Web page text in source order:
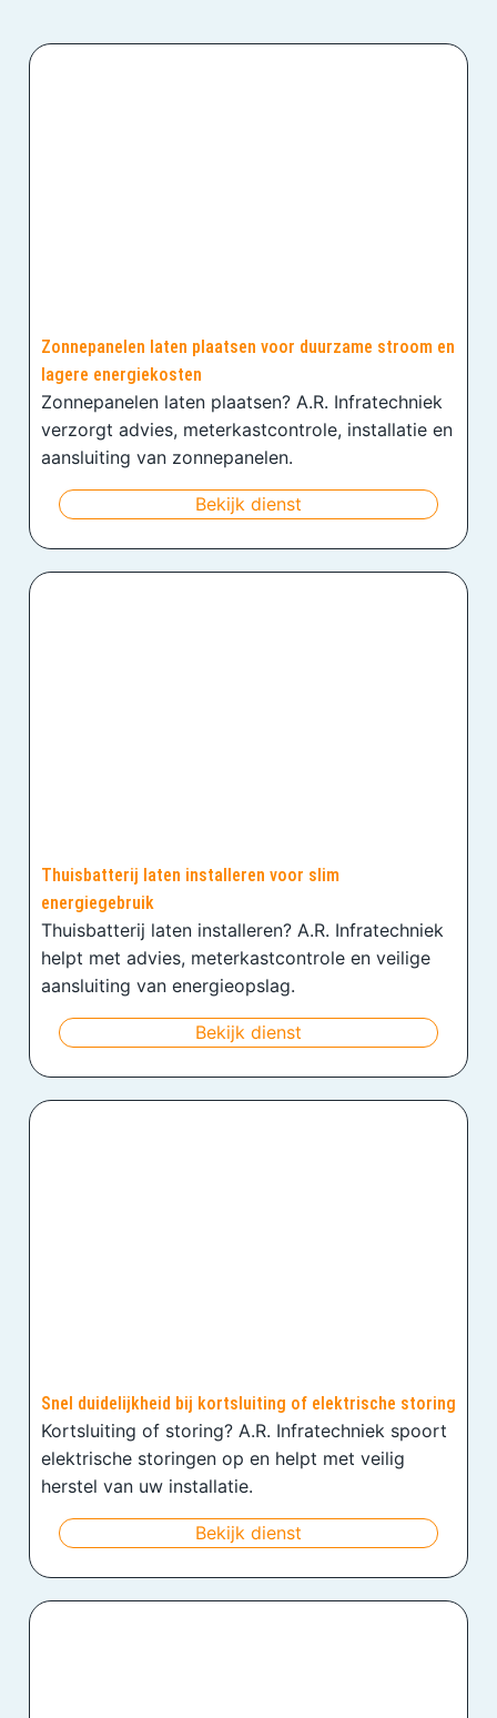
Zonnepanelen laten plaatsen voor duurzame stroom en
lagere energiekosten
Zonnepanelen laten plaatsen? A.R. Infratechniek
verzorgt advies, meterkastcontrole, installatie en
aansluiting van zonnepanelen.
Bekijk dienst
Thuisbatterij laten installeren voor slim
energiegebruik
Thuisbatterij laten installeren? A.R. Infratechniek
helpt met advies, meterkastcontrole en veilige
aansluiting van energieopslag.
Bekijk dienst
Snel duidelijkheid bij kortsluiting of elektrische storing
Kortsluiting of storing? A.R. Infratechniek spoort
elektrische storingen op en helpt met veilig
herstel van uw installatie.
Bekijk dienst